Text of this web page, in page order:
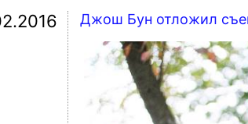
Джош Бун отложил